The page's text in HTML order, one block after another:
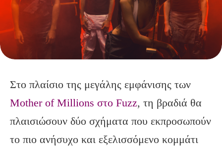
Στο πλαίσιο της μεγάλης εμφάνισης των
Mother of Millions στο Fuzz, τη βραδιά θα
πλαισιώσουν δύο σχήματα που εκπροσωπούν
το πιο ανήσυχο και εξελισσόμενο κομμάτι